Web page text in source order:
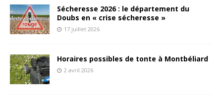
Sécheresse 2026 : le département du
Doubs en « crise sécheresse »
17 juillet 2026
Horaires possibles de tonte à Montbéliard
2 avril 2026